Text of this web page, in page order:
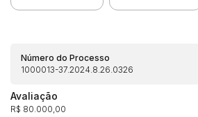
Número do Processo
1000013-37.2024.8.26.0326
Avaliação
R$ 80.000,00